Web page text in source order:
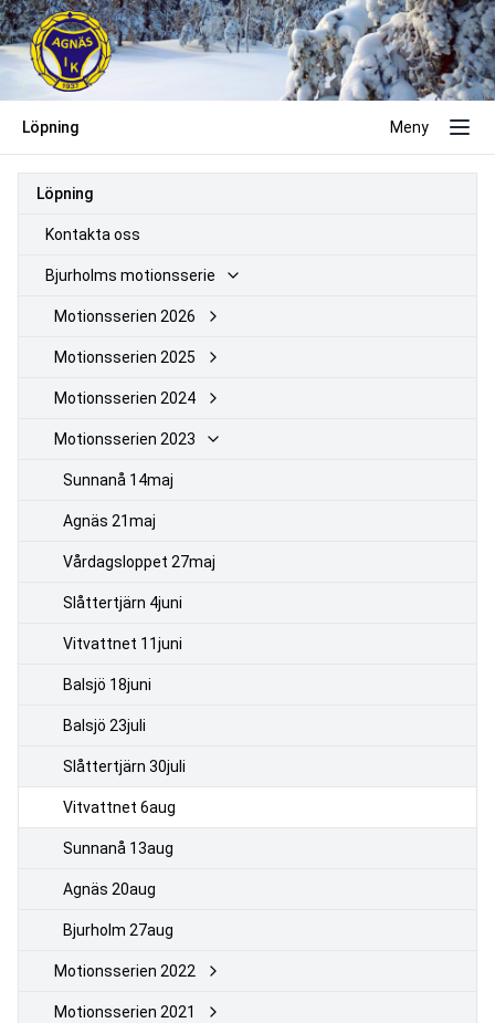
Löpning Meny
Löpning
Kontakta oss
Bjurholms motionsserie
Motionsserien 2026
Motionsserien 2025
Motionsserien 2024
Motionsserien 2023
Sunnanå 14maj
Agnäs 21maj
Vårdagsloppet 27maj
Slåttertjärn 4juni
Vitvattnet 11juni
Balsjö 18juni
Balsjö 23juli
Slåttertjärn 30juli
Vitvattnet 6aug
Sunnanå 13aug
Agnäs 20aug
Bjurholm 27aug
Motionsserien 2022
Motionsserien 2021